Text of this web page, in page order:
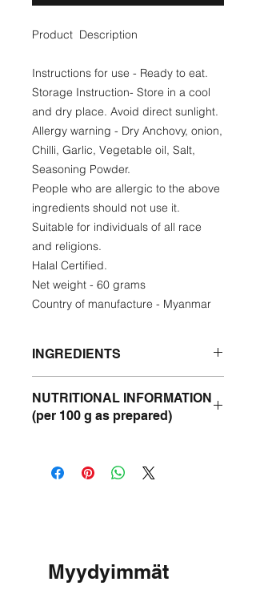
Product Description
Instructions for use - Ready to eat.
Storage Instruction- Store in a cool
and dry place. Avoid direct sunlight.
Allergy warning - Dry Anchovy, onion,
Chilli, Garlic, Vegetable oil, Salt,
Seasoning Powder.
People who are allergic to the above
ingredients should not use it.
Suitable for individuals of all race
and religions.
Halal Certified.
Net weight - 60 grams
Country of manufacture - Myanmar
INGREDIENTS
onion - 30%
Chilli -10%
Salt - 2.5%
NUTRITIONAL INFORMATION
(per 100 g as prepared)
Fat - 26 g
Myydyimmät